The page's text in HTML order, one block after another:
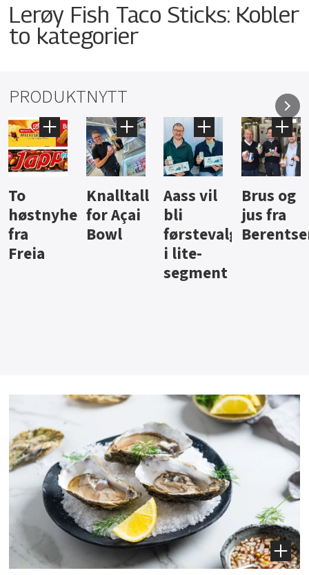
Lerøy Fish Taco Sticks: Kobler
to kategorier
PRODUKTNYTT
Knalltall
for Açai
Bowl
Aass vil
bli
førstevalg
Brus og
jus fra
Berentsen
Hard
iste fra
Hansa